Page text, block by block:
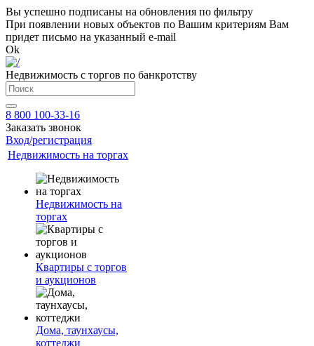
Вы успешно подписаны на обновления по фильтру
При появлении новых объектов по Вашим критериям Вам
придет письмо на указанный e-mail
Ok
Недвижимость с торгов по банкротству
8 800 100-33-16
Заказать звонок
Вход/регистрация
Недвижимость на торгах
Недвижимость на
торгах
Квартиры с торгов
и аукционов
Дома, таунхаусы,
коттеджи